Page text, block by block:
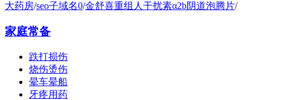
大药房/seo子域名0/金舒喜重组人干扰素α2b阴道泡腾片/
家庭常备
跌打损伤
烧伤烫伤
晕车晕船
牙疼用药